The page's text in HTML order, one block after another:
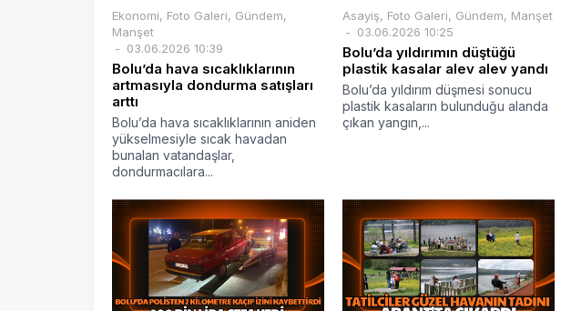
Ekonomi, Foto Galeri, Gündem,
Manşet
03.06.2026 10:39
Bolu’da hava sıcaklıklarının
artmasıyla dondurma satışları
arttı
Bolu’da hava sıcaklıklarının aniden
yükselmesiyle sıcak havadan
bunalan vatandaşlar,
dondurmacılara...
Asayiş, Foto Galeri, Gündem, Manşet
03.06.2026 10:25
Bolu’da yıldırımın düştüğü
plastik kasalar alev alev yandı
Bolu’da yıldırım düşmesi sonucu
plastik kasaların bulunduğu alanda
çıkan yangın,...